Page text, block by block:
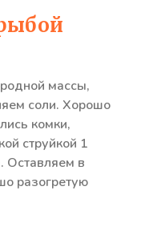
массы,
соли. Хорошо
комки,
струйкой 1
Оставляем в
разогретую